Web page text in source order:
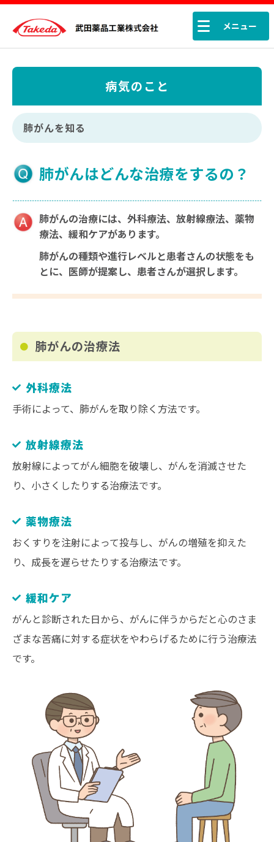
メニュー
病気のこと
肺がんを知る
肺がんはどんな治療をするの？
肺がんの治療には、外科療法、放射線療法、薬物
療法、緩和ケアがあります。
肺がんの種類や進行レベルと患者さんの状態をも
とに、医師が提案し、患者さんが選択します。
肺がんの治療法
外科療法
手術によって、肺がんを取り除く方法です。
放射線療法
放射線によってがん細胞を破壊し、がんを消滅させた
り、小さくしたりする治療法です。
薬物療法
おくすりを注射によって投与し、がんの増殖を抑えた
り、成長を遅らせたりする治療法です。
緩和ケア
がんと診断された日から、がんに伴うからだと心のさま
ざまな苦痛に対する症状をやわらげるために行う治療法
です。